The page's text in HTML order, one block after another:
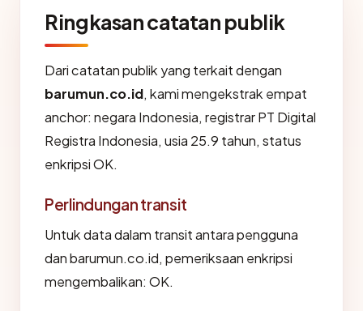
Ringkasan catatan publik
Dari catatan publik yang terkait dengan
barumun.co.id, kami mengekstrak empat
anchor: negara Indonesia, registrar PT Digital
Registra Indonesia, usia 25.9 tahun, status
enkripsi OK.
Perlindungan transit
Untuk data dalam transit antara pengguna
dan barumun.co.id, pemeriksaan enkripsi
mengembalikan: OK.